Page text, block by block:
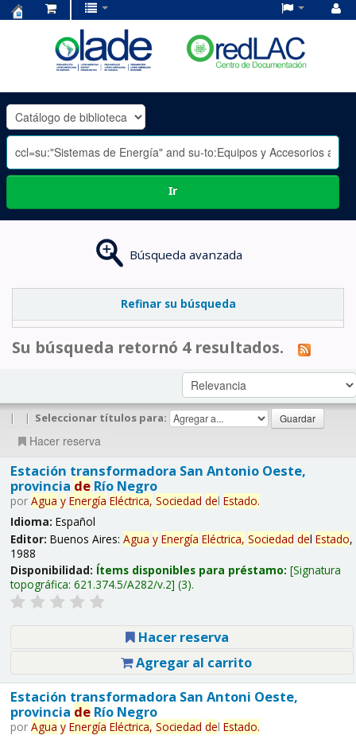
OLADE
-
Ir
Búsqueda avanzada
Refinar su búsqueda
Su búsqueda retornó 4 resultados.
| | Seleccionar títulos para:
Hacer reserva
Estación transformadora San Antonio Oeste,
provincia deRío Negro
por Agua y Energía Eléctrica, Sociedad del Estado.
Idioma: Español
Editor: Buenos Aires: Agua y Energía Eléctrica, Sociedad del Estado,
1988
Disponibilidad: Ítems disponibles para préstamo: Signatura
topográfica: 621.374.5/A282/v.2 (3).
Hacer reserva
Agregar al carrito
Estación transformadora San Antoni Oeste,
provincia deRío Negro
por Agua y Energía Eléctrica, Sociedad del Estado.